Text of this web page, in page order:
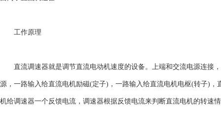
工作原理
直流调速器就是调节直流电动机速度的设备。上端和交流电源连接
源，一路输入给直流电机励磁(定子)，一路输入给直流电机电枢(转子)
机给调速器一个反馈电流，调速器根据反馈电流来判断直流电机的转速